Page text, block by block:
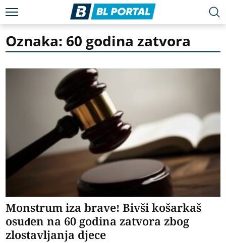
Oznaka: 60 godina zatvora
Monstrum iza brave! Bivši košarkaš
osuđen na 60 godina zatvora zbog
zlostavljanja djece